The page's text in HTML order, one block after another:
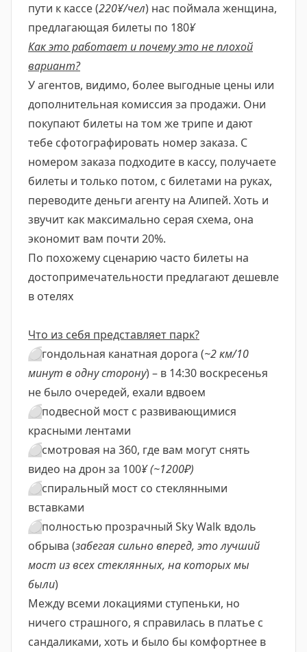
пути к кассе (220¥/чел) нас поймала женщина,
предлагающая билеты по 180¥
Как это работает и почему это не плохой
вариант?
У агентов, видимо, более выгодные цены или
дополнительная комиссия за продажи. Они
покупают билеты на том же трипе и дают
тебе сфотографировать номер заказа. С
номером заказа подходите в кассу, получаете
билеты и только потом, с билетами на руках,
переводите деньги агенту на Алипей. Хоть и
звучит как максимально серая схема, она
экономит вам почти 20%.
По похожему сценарию часто билеты на
достопримечательности предлагают дешевле
в отелях
Что из себя представляет парк?
⚪️гондольная канатная дорога (~2 км/10
минут в одну сторону) – в 14:30 воскресенья
не было очередей, ехали вдвоем
⚪️подвесной мост с развивающимися
красными лентами
⚪️смотровая на 360, где вам могут снять
видео на дрон за 100¥ (~1200₽)
⚪️спиральный мост со стеклянными
вставками
⚪️полностью прозрачный Sky Walk вдоль
обрыва (забегая сильно вперед, это лучший
мост из всех стеклянных, на которых мы
были)
Между всеми локациями ступеньки, но
ничего страшного, я справилась в платье с
сандаликами, хоть и было бы комфортнее в